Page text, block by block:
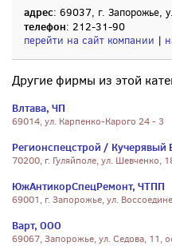
адрес: 69037, г. Запорожье,
телефон: 212-31-90
перейти на сайт компании |
Другие фирмы из этой
Влтава, ЧП
69014, ул. Карпенко-Карого 24 - 3
Регионспецстрой /
70200, г. Гуляйполе, ул. Шевченко,
ЮжАнтикорСпецРемонт, ЧТПП
69001, г. Запорожье, ул.
Варт, ООО
69067, Запорожье, ул. Седова, 11,